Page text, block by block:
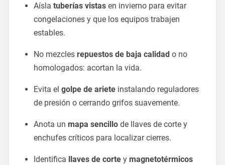
Aísla tuberías vistasen invierno para evitar
congelaciones y que los equipos trabajen
estables.
No mezcles repuestos de baja calidado no
homologados: acortan la vida.
Evita el golpe de arieteinstalando reguladores
de presión o cerrando grifos suavemente.
Anota un mapa sencillode llaves de corte y
enchufes críticos para localizar cierres.
Identifica llaves de cortey magnetotérmicos